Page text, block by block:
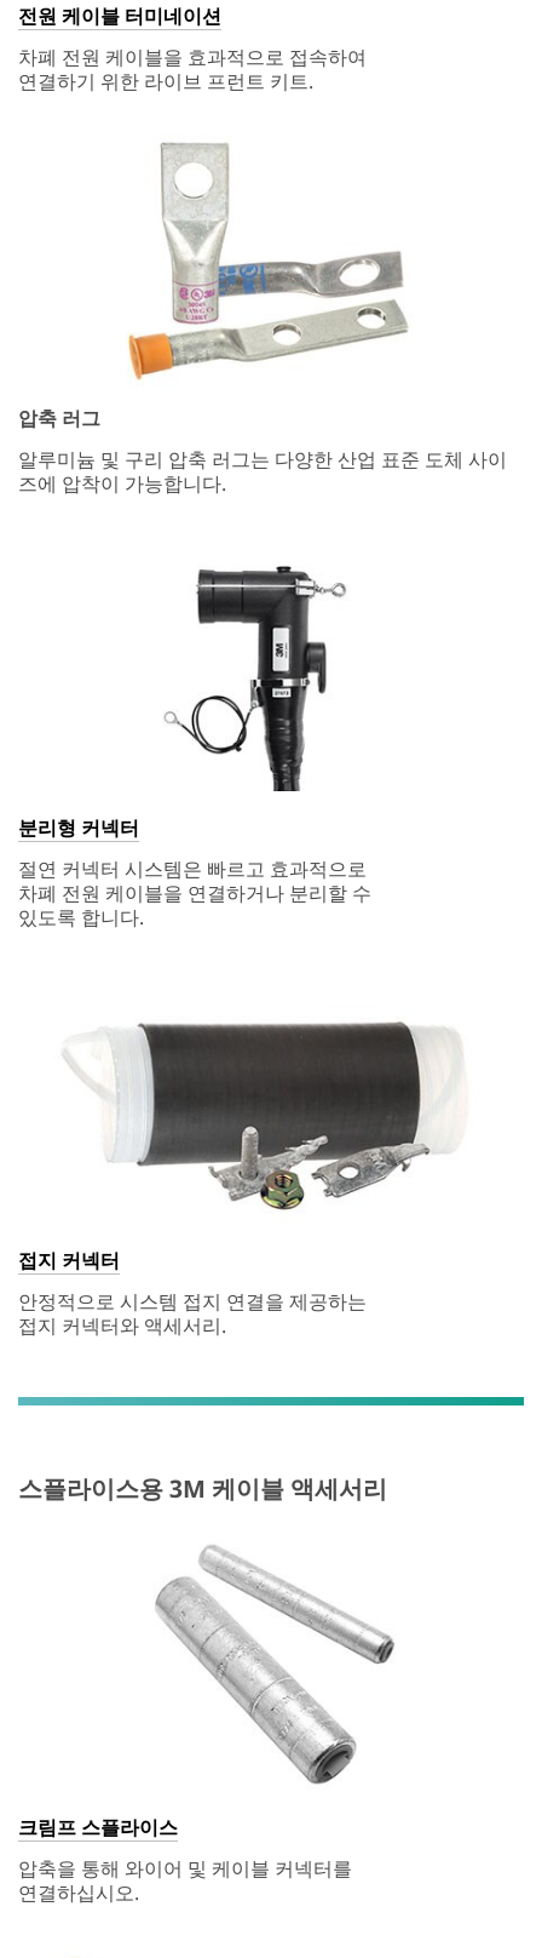
전원 케이블 터미네이션
차폐 전원 케이블을 효과적으로 접속하여
연결하기 위한 라이브 프런트 키트.
압축 러그
알루미늄 및 구리 압축 러그는 다양한 산업 표준 도체 사이
즈에 압착이 가능합니다.
분리형 커넥터
절연 커넥터 시스템은 빠르고 효과적으로
차폐 전원 케이블을 연결하거나 분리할 수
있도록 합니다.
접지 커넥터
안정적으로 시스템 접지 연결을 제공하는
접지 커넥터와 액세서리.
스플라이스용 3M 케이블 액세서리
크림프 스플라이스
압축을 통해 와이어 및 케이블 커넥터를
연결하십시오.